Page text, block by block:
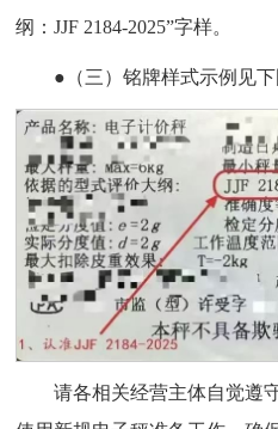
纲：JJF 2184-2025”字样。
●（三）铭牌样式示例见下
请各相关经营主体自觉遵